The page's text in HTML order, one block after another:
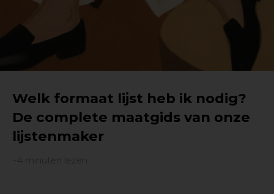
Welk formaat lijst heb ik nodig?
De complete maatgids van onze
lijstenmaker